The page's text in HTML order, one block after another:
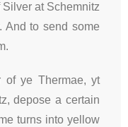
at Schemnitz
And to send some
of ye Thermae, yt
depose a certain
turns into yellow